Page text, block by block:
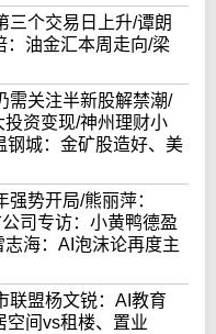
三个交易日上升/谭朗
：油金汇本周走向/梁
需关注半新股解禁潮/
资变现/神州理财小
钢城：金矿股造好、美
势开局/熊丽萍：
司专访：小黄鸭德盈
海：AI泡沫论再度主
联盟杨文锐：AI教育
空间vs租楼、置业